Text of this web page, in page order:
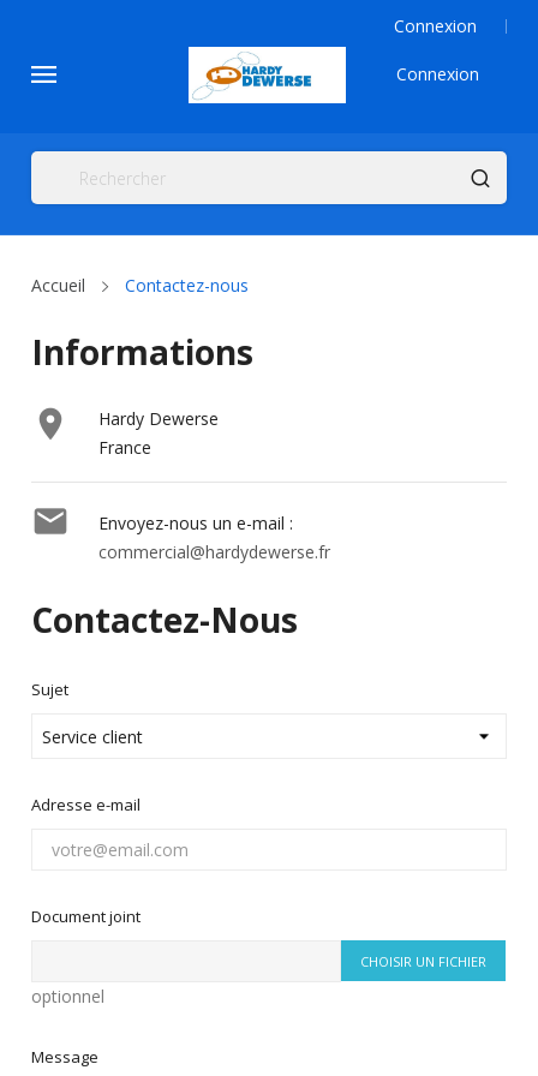
Connexion
Connexion
Accueil Contactez-nous
Informations

Hardy Dewerse
France

Envoyez-nous un e-mail :
commercial@hardydewerse.fr
Contactez-Nous
Sujet
Adresse e-mail
Document joint
CHOISIR UN FICHIER
optionnel
Message